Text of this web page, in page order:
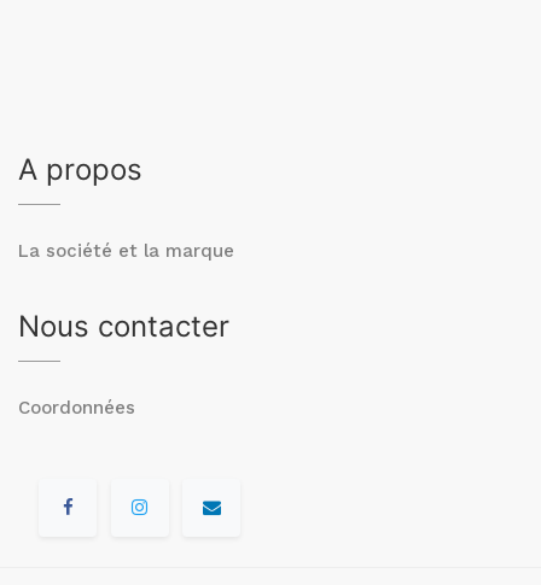
A propos
La société et la marque
Nous contacter
Coordonnées